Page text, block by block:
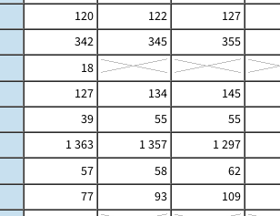
120 122
127
342 345
355
18
127 134
145
39 55
55
1 363 1 357
1 297
57 58
62
77 93
109